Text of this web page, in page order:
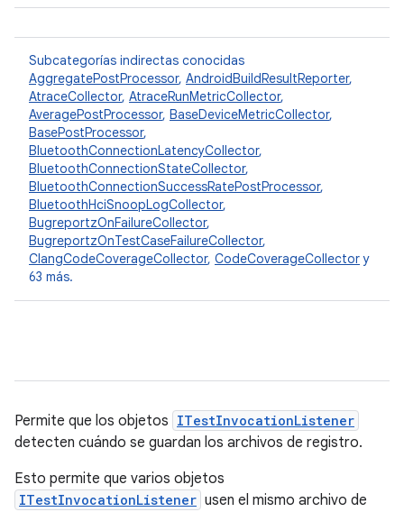
Subcategorías indirectas conocidas
AggregatePostProcessor, AndroidBuildResultReporter,
AtraceCollector, AtraceRunMetricCollector,
AveragePostProcessor, BaseDeviceMetricCollector,
BasePostProcessor,
BluetoothConnectionLatencyCollector,
BluetoothConnectionStateCollector,
BluetoothConnectionSuccessRatePostProcessor,
BluetoothHciSnoopLogCollector,
BugreportzOnFailureCollector,
BugreportzOnTestCaseFailureCollector,
ClangCodeCoverageCollector, CodeCoverageCollectory
63 más.
Permite que los objetos ITestInvocationListener
detecten cuándo se guardan los archivos de registro.
Esto permite que varios objetos
ITestInvocationListener usen el mismo archivo de